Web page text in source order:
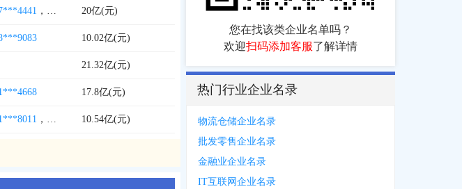
， 400883884520亿(元)
10.02亿(元)
21.32亿(元)
17.8亿(元)
， 0579****849710.54亿(元)
您在找该类企业名单吗？
欢迎扫码添加客服了解详情
热门行业企业名录
物流仓储企业名录
批发零售企业名录
金融业企业名录
IT互联网企业名录